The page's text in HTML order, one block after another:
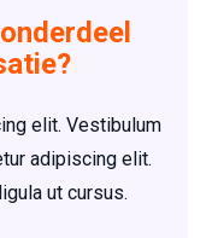
elit. Vestibulum
adipiscing elit.
ut cursus.